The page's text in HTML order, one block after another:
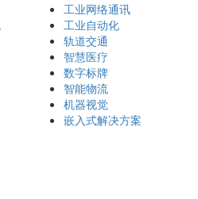
工业网络通讯
工业自动化
轨道交通
智慧医疗
数字标牌
智能物流
机器视觉
嵌入式解决方案